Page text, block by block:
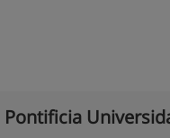
Pontificia